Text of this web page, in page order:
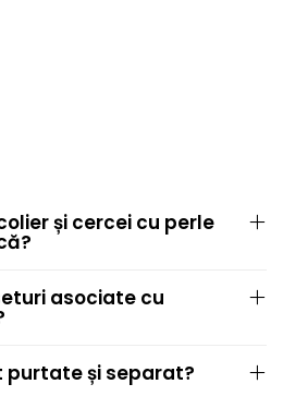
și cercei cu perle
asociate cu
purtate și separat?